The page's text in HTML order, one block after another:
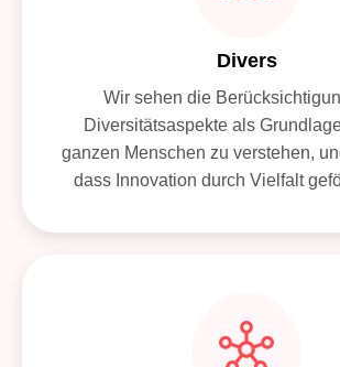
Divers
Wir sehen die
Diversitätsaspekte als
ganzen Menschen zu verstehen,
dass Innovation durch Vielfalt